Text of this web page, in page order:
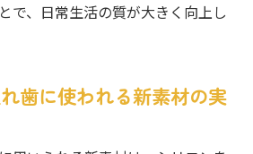
で、日常生活の質が大きく向上し
歯に使われる新素材の実